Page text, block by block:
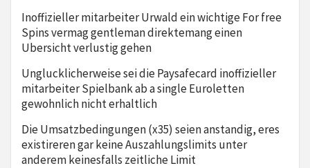
Inoffizieller mitarbeiter Urwald ein wichtige For free
Spins vermag gentleman direktemang einen
Ubersicht verlustig gehen
Unglucklicherweise sei die Paysafecard inoffizieller
mitarbeiter Spielbank ab a single Euroletten
gewohnlich nicht erhaltlich
Die Umsatzbedingungen (x35) seien anstandig, eres
existireren gar keine Auszahlungslimits unter
anderem keinesfalls zeitliche Limit